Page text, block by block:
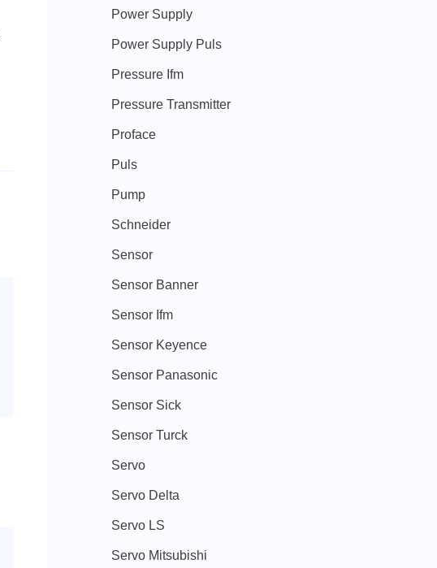
Power Supply
Power Supply Puls
Pressure Ifm
Pressure Transmitter
Proface
Puls
Pump
Schneider
Sensor
Sensor Banner
Sensor Ifm
Sensor Keyence
Sensor Panasonic
Sensor Sick
Sensor Turck
Servo
Servo Delta
Servo LS
Servo Mitsubishi